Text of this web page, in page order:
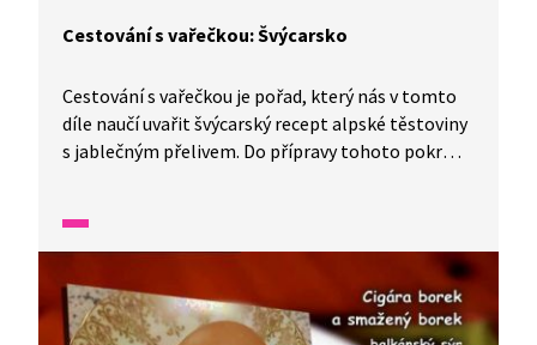
Cestování s vařečkou: Švýcarsko
Cestování s vařečkou je pořad, který nás v tomto
díle naučí uvařit švýcarský recept alpské těstoviny
s jablečným přelivem. Do přípravy tohoto pokrmu